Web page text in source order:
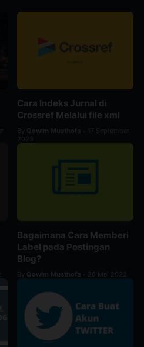
Cara Indeks Jurnal di
Crossref Melalui file xml
By Qowim Musthofa
17 September
2023
Bagaimana Cara Memberi
Label pada Postingan
Blog?
By Qowim Musthofa 26 Mei 2022